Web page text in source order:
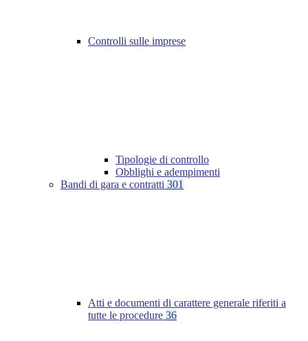
Controlli sulle imprese
Tipologie di controllo
Obblighi e adempimenti
Bandi di gara e contratti 301
Atti e documenti di carattere generale riferiti a
tutte le procedure 36